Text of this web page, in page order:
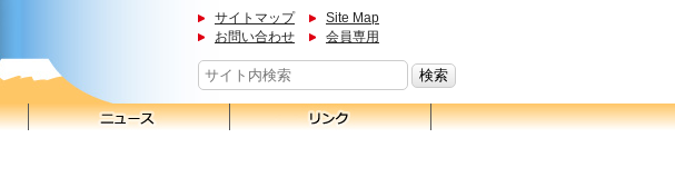
サイトマップ
Site Map
お問い合わせ
会員専用